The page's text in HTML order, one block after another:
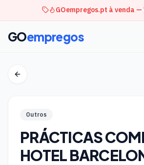
GOempregos.pt à venda
GOempregos
Outros
PRÁCTICAS
HOTEL